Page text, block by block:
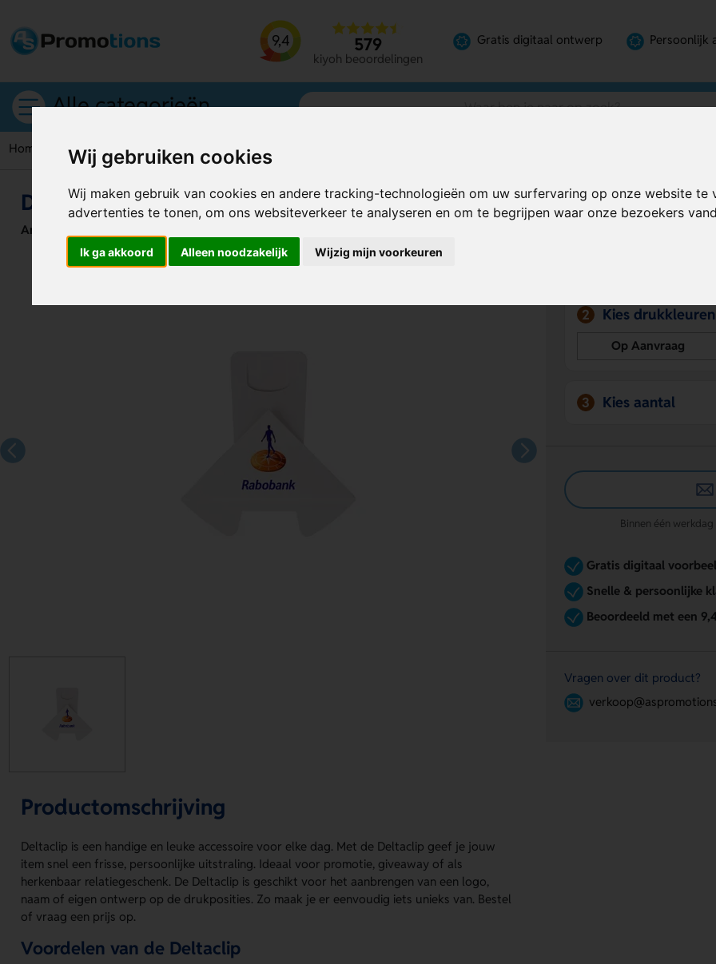
Wij gebruiken cookies
Wij maken gebruik van cookies en andere tracking-technologieën om uw surfervaring op onze website te
advertenties te tonen, om ons websiteverkeer te analyseren en om te begrijpen waar onze bezoekers
Ik ga akkoord Alleen noodzakelijk Wijzig mijn voorkeuren
9,4 579
kiyoh beoordelingen
Gratis digitaal ontwerp Persoonlijk
Alle categorieën
Home Paperclips Deltaclip
Deltaclip
Artikelnummer:
Productomschrijving
Deltaclip is een handige en leuke accessoire voor elke dag. Met de Deltaclip geef je jouw
item snel een frisse, persoonlijke uitstraling. Ideaal voor promotie, giveaway of als
herkenbaar relatiegeschenk. De Deltaclip is geschikt voor het aanbrengen van een logo,
naam of eigen ontwerp op de drukposities. Zo maak je er eenvoudig iets unieks van. Bestel
of vraag een prijs op.
Voordelen van de Deltaclip
Bereken mijn
2 Kies drukkleuren
Op Aanvraag
3 Kies aantal
Binnen één
Gratis digitaal
Snelle & persoonlijke
Beoordeeld met een
Vragen over dit product?